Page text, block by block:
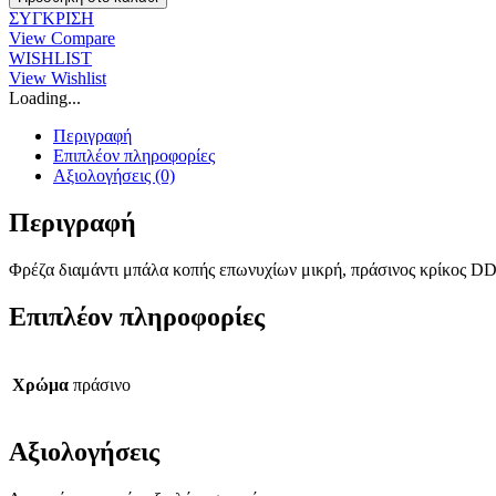
μπάλα
κοπής
επωνυχίων
μικρή,
πράσινος
κρίκος
DD242210CK
ποσότητα
ΣΥΓΚΡΙΣΗ
View Compare
WISHLIST
View Wishlist
Loading...
Περιγραφή
Επιπλέον πληροφορίες
Αξιολογήσεις (0)
Περιγραφή
Φρέζα διαμάντι μπάλα κοπής επωνυχίων μικρή, πράσινος κρίκος
Επιπλέον πληροφορίες
Χρώμα πράσινο
Αξιολογήσεις